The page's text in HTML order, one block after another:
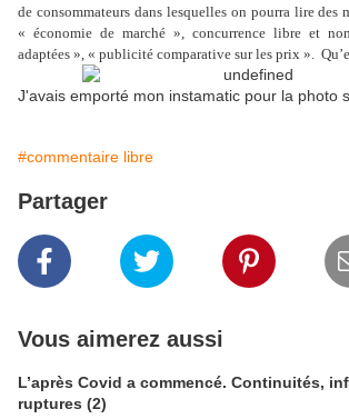
de consommateurs dans lesquelles on pourra lire des
« économie de marché », concurrence libre et
adaptées », « publicité comparative sur les prix ».
J'avais emporté mon instamatic pour la photo
#commentaire libre
Partager
Vous aimerez aussi
L’après Covid a commencé. Continuités,
ruptures (2)